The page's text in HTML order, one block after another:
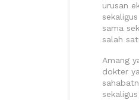
urusan
sama
salah
Amang
dokter